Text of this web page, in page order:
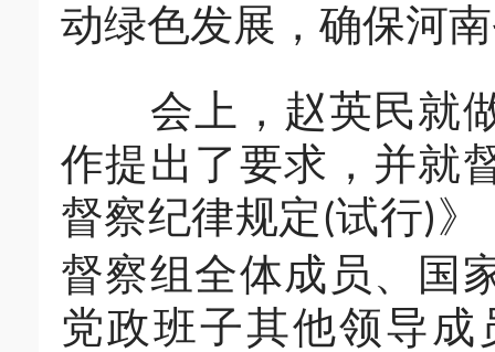
动绿色发展，确保河
会上，赵英民就做
作提出了要求，并就
督察纪律规定(试行)》
督察组全体成员、国
党政班子其他领导